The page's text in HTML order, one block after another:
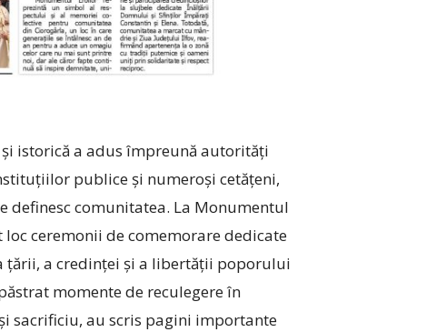
istorică a adus împreună autorități
publice și numeroși cetățeni,
definesc comunitatea. La Monumentul
ceremonii de comemorare dedicate
țării, a credinței și a libertății poporului
momente de reculegere în
sacrificiu, au scris pagini importante